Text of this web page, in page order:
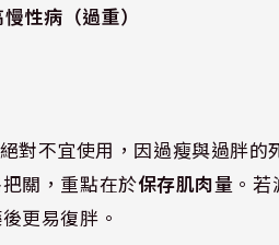
性病（過重）
對不宜使用，因過瘦與過胖
關，重點在於保存肌肉量 。
更易復胖。